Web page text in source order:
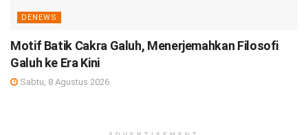
DENEWS
Motif Batik Cakra Galuh, Menerjemahkan Filosofi
Galuh ke Era Kini
Sabtu, 8 Agustus 2026